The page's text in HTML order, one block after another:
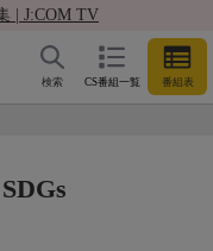
| J:COM TV
CS番組一覧 番組表
検索